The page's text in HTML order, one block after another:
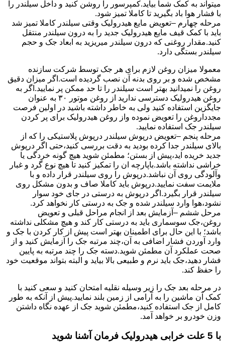
میتواند به کمک شما بیاید.کمپرسور را روشن کنید و داخل سیلندر را
با فشار هوا باد بگیرید تا کاملا تمیز شود.
مرحله چهارم –تعویض مایع هیدرولیک وقتی سیلندر کاملا تمیز شد
باید با کمک قیف مایع هیدرولیک جدید را به درون سیلندر منتقل
کنید.مقدار روغنی که درون سیلندر میریزید به ابعاد جک و حجم
سیلندر بستگی دارد.
معمولا میزان روغن لازم برای هر جک توسط شرکت سازنده
مشخص شده و بر روی بدنه آن نصب گردیده است.اگر میزان دقیق
روغن را نمیدانید بهتر است سیلندر را تا حد ممکن پر نمایید.اگر به
روغن هیدرولیک دسترسی ندارید از روغن موتور ۳۰ به عنوان
جایگزین استفاده کنید ولی به خاطر داشته باشید در اولین فرصت
مجدداروغن را تعویض نموده واز روغن هیدرولیک برای پر کردن
سیلندر جک استفاده نمایید.
مرحله پنجم –تعویض درپوش سیلندر درپوش پلاستیکی را که از
بالای سیلندر جدا کرده بودید به دقت بررسی کنید،حتی اگر درپوش
جدید خریده اید،پیش از بستن؛ مطمئن شوید هیچ گونه خردگی یا
خراشی نداشته باشد.باپارچه ان را تمکیز کنید تا هیچ نوع گرد و غبار
وآلودگی روی آن نباشد.درپوش را روی سیلندر قرار داده و با
ملایمت سفت نمایید.درپوش باید کاملا صاف و بدون مشکل روی
سیلندر قرار بگیرد.اگر درپوش به درستی در جای خود سوار
نشود،هوا وارد سیلندر شده و جک به درستی کار نخواهد کرد.
مرحل ششم –آزمایش بعد از انجام مراحل قبلی و تعویض
روغن،جک سوسماری باید به درستی کار کند و هیچ مشکلی نداشته
باشد؛ با این حال برای اطمینان بهتر است پیش از کار کردن با جک و
وارد آوردن فشار اضافی به آن،چند مرتبه جک را آزمایش کنید و از
صحت عملکرد آن مطمئن شوید.دسته جک را چند مرتبه به پایین
فشار دهید،جک باید نرم و طبیعی بالا بیاید و البته بتواند موقعیت خود
را حفظ کند.
در مرحله بعد جک را زیر وسیله نقلیه امتحان کنید و سعی کنید با
کمک آن ماشین را به آرامی از زمین بلند نمایید.پیش از آنکه به طور
کامل از جک استفاده کنید،مطمئن شوید جک از عهده نگاه داشتن
وزن خودرو بر خواهد آمد.
با 5 علت خرابی هیدرولیک فرمان آشنا شوید